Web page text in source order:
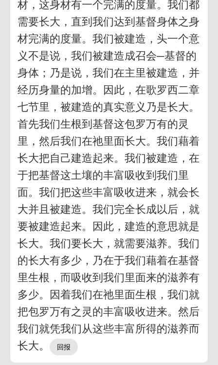
材，这身材有一个完满的度量。我们都
需要长大，直到我们达到基督身体之身
材完满的度量。我们被建造，头一个意
义不是说，我们被建造成召会─基督的
身体；乃是说，我们在主里被建造，并
经历身量的加增。因此，在歌罗西二章
七节里，被建造的真实意义乃是长大。
首先我们生根到基督这包罗万有的灵
里，然后我们在祂里面长大。我们藉着
长大把自己建造起来。我们被建造，在
于把基督这土壤的丰富吸收到我们里
面。我们把这些丰富吸收进来，就会长
大并且被建造。我们完全长成以后，就
要被建造起来。因此，建造的意思就是
长大。我们要长大，就需要滋养。我们
的长大有多少，乃在于我们藉着在基督
里生根，而吸收到我们里面来的滋养有
多少。因着我们在祂里面生根，我们就
把包罗万有之灵的丰富吸收进来。然后
我们就凭我们从这些丰富所得的滋养而
长大。